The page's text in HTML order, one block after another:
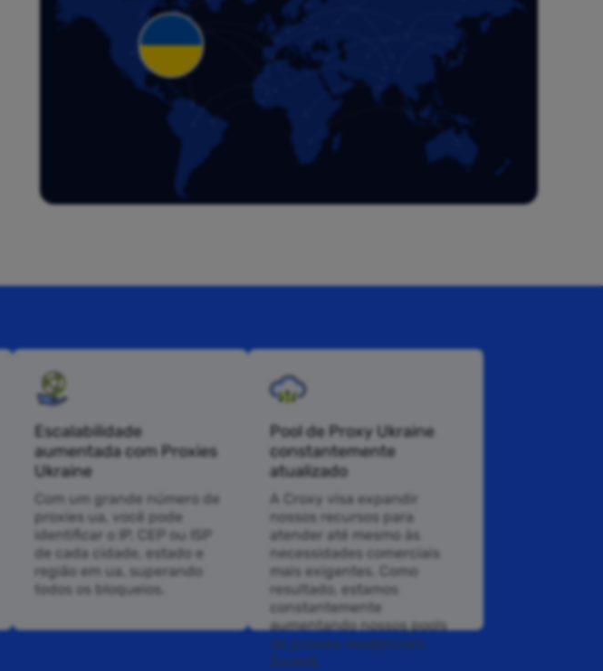
Escalabilidade
aumentada com Proxies
Ukraine
Com um grande número de
proxies ua, você pode
identificar o IP, CEP ou ISP
de cada cidade, estado e
região em ua, superando
todos os bloqueios.
Pool de Proxy Ukraine
constantemente
atualizado
A Croxy visa expandir
nossos recursos para
atender até mesmo às
necessidades comerciais
mais exigentes. Como
resultado, estamos
constantemente
aumentando nossos pools
de proxies residenciais
Socks5.